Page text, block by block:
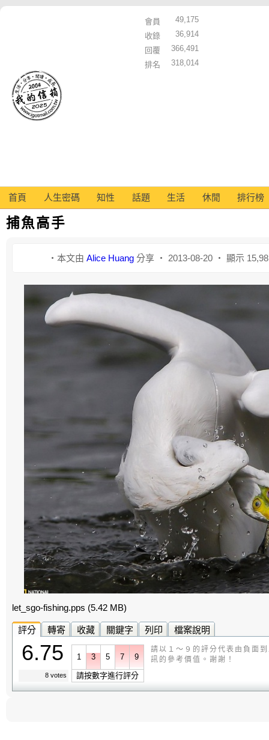
會員
49,175
收錄
36,914
回覆
366,491
排名
318,014
首頁 人生密碼 知性 話題 生活 休閒 排行榜
捕魚高手
‧本文由Alice Huang 分享 ‧ 2013-08-20 ‧ 顯示
let_sgo-fishing.pps (5.42 MB)
評分 轉寄 收藏 關鍵字 列印 檔案說明
6.75
8 votes
1 3 5 7 9
請按數字進行評分
請以１～９的評分代表由負面
訊的參考價值。謝謝！